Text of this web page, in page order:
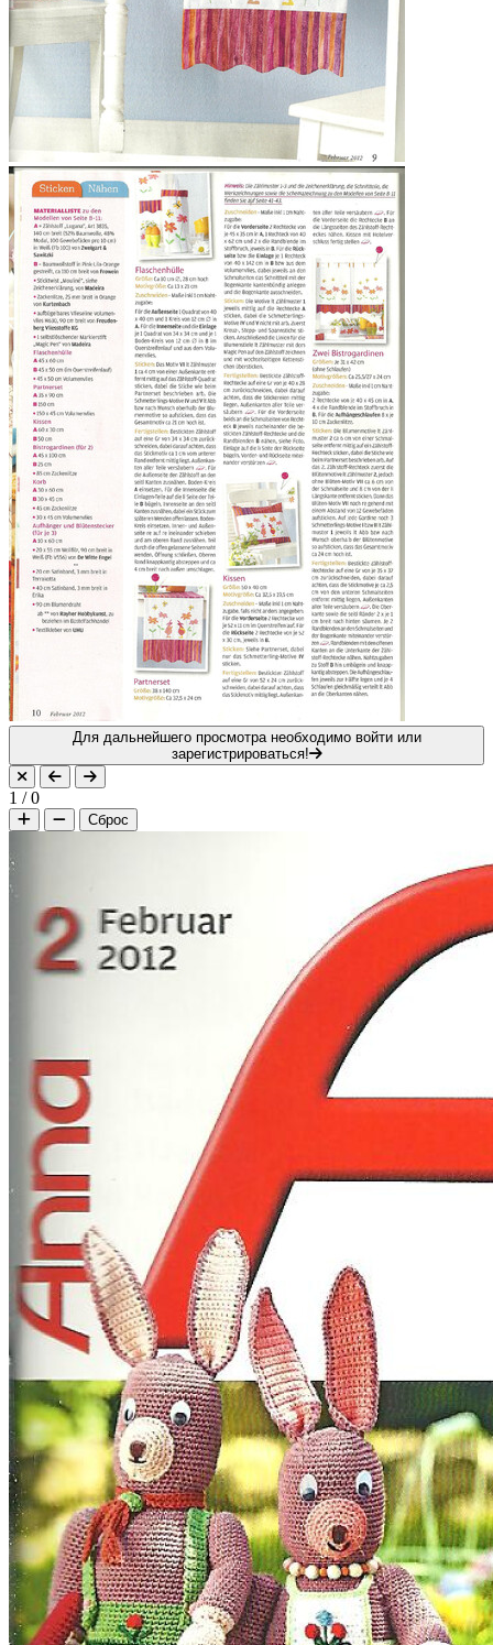
Для дальнейшего просмотра необходимо войти или
зарегистрироваться!
1 /0
Сброс